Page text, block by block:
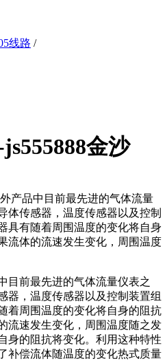
线路 /
金沙
产品中目前最先进的气体流量
体传感器，温度传感器以及控制
具有随着周围温度的变化将自身
流体的流速发生变化，周围温度
目前最先进的气体流量仪表之
器，温度传感器以及控制装置组
着周围温度的变化将自身的阻抗
流速发生变化，周围温度随之发
身的阻抗将变化。利用这种特性
补偿流体随温度的变化热式质量